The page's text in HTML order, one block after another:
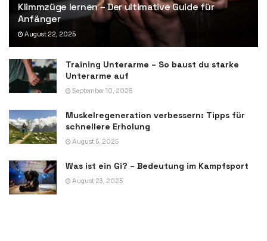
Klimmzüge lernen – Der ultimative Guide für
Anfänger
August 22, 2025
Training Unterarme – So baust du starke
Unterarme auf
September 10, 2025
Muskelregeneration verbessern: Tipps für
schnellere Erholung
August 5, 2025
Was ist ein Gi? – Bedeutung im Kampfsport
August 23, 2025